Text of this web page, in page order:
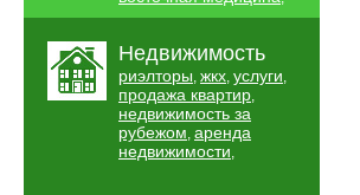
Недвижимость
риэлторы, жкх, услуги,
продажа квартир,
недвижимость за
рубежом, аренда
недвижимости,